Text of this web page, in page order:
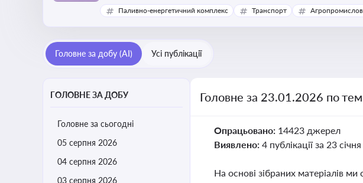
бізнесу, формування фінансової звітності та
Паливно-енергетичний комплекс Транспорт
Головне за добу (AI) Усі публікації
ГОЛОВНЕ ЗА ДОБУ
Головне за сьогодні
05 серпня 2026
04 серпня 2026
03 серпня 2026
Головне за 23.01.2026 по
Опрацьовано: 14423 джерел
Виявлено: 4 публікації за 23 січня
На основі зібраних матеріалів ми